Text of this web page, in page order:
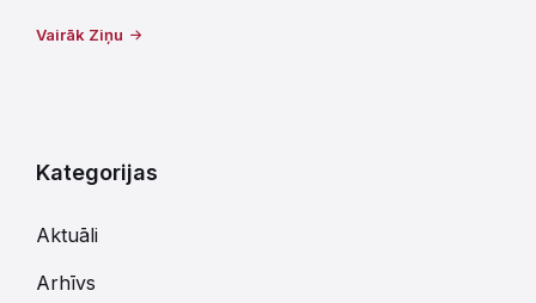
Vairāk Ziņu
Kategorijas
Aktuāli
Arhīvs